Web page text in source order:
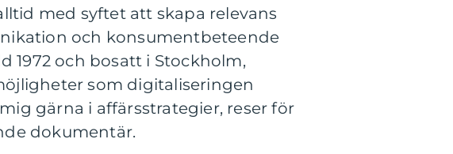
med syftet att skapa relevans
och konsumentbeteende
1972 och bosatt i Stockholm,
som digitaliseringen
gärna i affärsstrategier, reser för
dokumentär.